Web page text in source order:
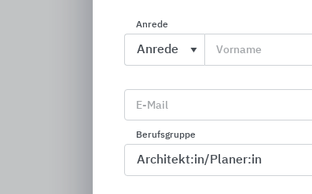
Anrede
Vorname
E-Mail
Berufsgruppe